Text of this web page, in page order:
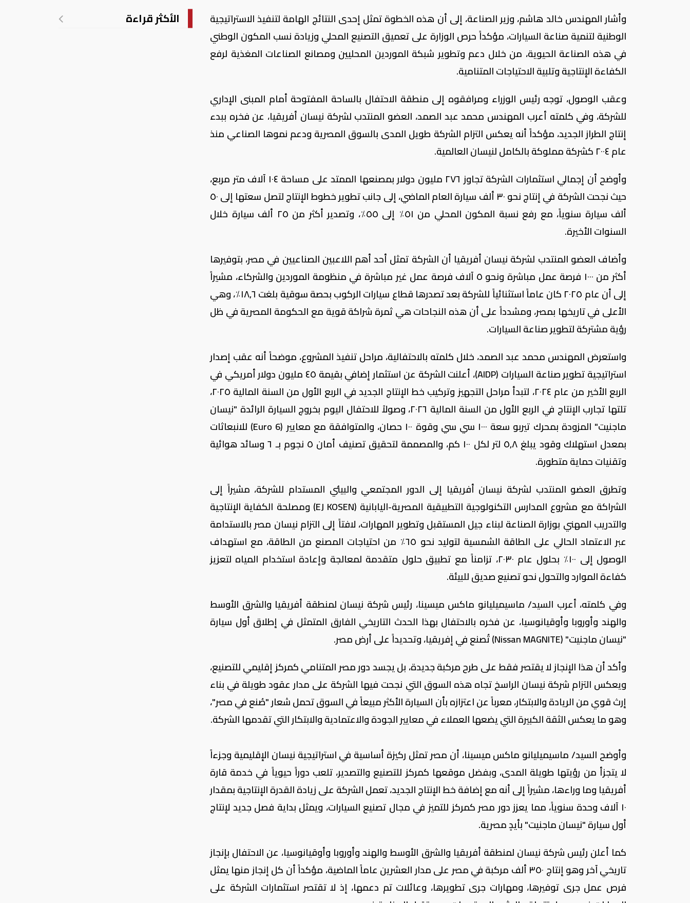
وأشار المهندس خالد هاشم، وزير الصناعة، إلى أن هذه الخطوة تمثل إحدى النتائج الهامة لتنفيذ الاستراتيجية
الوطنية لتنمية صناعة السيارات، مؤكداً حرص الوزارة على تعميق التصنيع المحلي وزيادة نسب المكون الوطني
في هذه الصناعة الحيوية، من خلال دعم وتطوير شبكة الموردين المحليين ومصانع الصناعات المغذية لرفع
الكفاءة الإنتاجية وتلبية الاحتياجات المتنامية.
وعقب الوصول، توجه رئيس الوزراء ومرافقوه إلى منطقة الاحتفال بالساحة المفتوحة أمام المبنى الإداري
للشركة، وفي كلمته أعرب المهندس محمد عبد الصمد، العضو المنتدب لشركة نيسان أفريقيا، عن فخره ببدء
إنتاج الطراز الجديد، مؤكداً أنه يعكس التزام الشركة طويل المدى بالسوق المصرية ودعم نموها الصناعي منذ
عام ٢٠٠٤ كشركة مملوكة بالكامل لنيسان العالمية.
وأوضح أن إجمالي استثمارات الشركة تجاوز ٢٧٦ مليون دولار بمصنعها الممتد على مساحة ١٠٤ آلاف متر مربع،
حيث نجحت الشركة في إنتاج نحو ٣٠ ألف سيارة العام الماضي، إلى جانب تطوير خطوط الإنتاج لتصل سعتها إلى ٥٠
ألف سيارة سنوياً، مع رفع نسبة المكون المحلي من ٥١٪ إلى ٥٥٪، وتصدير أكثر من ٢٥ ألف سيارة خلال
السنوات الأخيرة.
وأضاف العضو المنتدب لشركة نيسان أفريقيا أن الشركة تمثل أحد أهم اللاعبين الصناعيين في مصر، بتوفيرها
أكثر من ١٠٠٠ فرصة عمل مباشرة ونحو ٥ آلاف فرصة عمل غير مباشرة في منظومة الموردين والشركاء، مشيراً
إلى أن عام ٢٠٢٥ كان عاماً استثنائياً للشركة بعد تصدرها قطاع سيارات الركوب بحصة سوقية بلغت ١٨,٦٪، وهي
الأعلى في تاريخها بمصر، ومشدداً على أن هذه النجاحات هي ثمرة شراكة قوية مع الحكومة المصرية في ظل
رؤية مشتركة لتطوير صناعة السيارات.
واستعرض المهندس محمد عبد الصمد، خلال كلمته بالاحتفالية، مراحل تنفيذ المشروع، موضحاً أنه عقب إصدار
استراتيجية تطوير صناعة السيارات (AIDP)، أعلنت الشركة عن استثمار إضافي بقيمة ٤٥ مليون دولار أمريكي في
الربع الأخير من عام ٢٠٢٤، لتبدأ مراحل التجهيز وتركيب خط الإنتاج الجديد في الربع الأول من السنة المالية ٢٠٢٥،
تلتها تجارب الإنتاج في الربع الأول من السنة المالية ٢٠٢٦، وصولاً للاحتفال اليوم بخروج السيارة الرائدة "نيسان
ماجنيت" المزودة بمحرك تيربو سعة ١٠٠٠ سي سي وقوة ١٠٠ حصان، والمتوافقة مع معايير (6 Euro) للانبعاثات
بمعدل استهلاك وقود يبلغ ٥,٨ لتر لكل ١٠٠ كم، والمصممة لتحقيق تصنيف أمان ٥ نجوم بـ ٦ وسائد هوائية
وتقنيات حماية متطورة.
وتطرق العضو المنتدب لشركة نيسان أفريقيا إلى الدور المجتمعي والبيئي المستدام للشركة، مشيراً إلى
الشراكة مع مشروع المدارس التكنولوجية التطبيقية المصرية-اليابانية (EJ KOSEN) ومصلحة الكفاية الإنتاجية
والتدريب المهني بوزارة الصناعة لبناء جيل المستقبل وتطوير المهارات، لافتاً إلى التزام نيسان مصر بالاستدامة
عبر الاعتماد الحالي على الطاقة الشمسية لتوليد نحو ٦٥٪ من احتياجات المصنع من الطاقة، مع استهداف
الوصول إلى ١٠٠٪ بحلول عام ٢٠٣٠، تزامناً مع تطبيق حلول متقدمة لمعالجة وإعادة استخدام المياه لتعزيز
كفاءة الموارد والتحول نحو تصنيع صديق للبيئة.
وفي كلمته، أعرب السيد/ ماسيميليانو ماكس ميسينا، رئيس شركة نيسان لمنطقة أفريقيا والشرق الأوسط
والهند وأوروبا وأوقيانوسيا، عن فخره بالاحتفال بهذا الحدث التاريخي الفارق المتمثل في إطلاق أول سيارة
"نيسان ماجنيت" (Nissan MAGNITE) تُصنع في إفريقيا، وتحديداً على أرض مصر.
وأكد أن هذا الإنجاز لا يقتصر فقط على طرح مركبة جديدة، بل يجسد دور مصر المتنامي كمركز إقليمي للتصنيع،
ويعكس التزام شركة نيسان الراسخ تجاه هذه السوق التي نجحت فيها الشركة على مدار عقود طويلة في بناء
إرث قوي من الريادة والابتكار، معرباً عن اعتزازه بأن السيارة الأكثر مبيعاً في السوق تحمل شعار "صُنع في مصر"،
وهو ما يعكس الثقة الكبيرة التي يضعها العملاء في معايير الجودة والاعتمادية والابتكار التي تقدمها الشركة.
وأوضح السيد/ ماسيميليانو ماكس ميسينا، أن مصر تمثل ركيزة أساسية في استراتيجية نيسان الإقليمية وجزءاً
لا يتجزأ من رؤيتها طويلة المدى، وبفضل موقعها كمركز للتصنيع والتصدير، تلعب دوراً حيوياً في خدمة قارة
أفريقيا وما وراءها، مشيراً إلى أنه مع إضافة خط الإنتاج الجديد، تعمل الشركة على زيادة القدرة الإنتاجية بمقدار
١٠ آلاف وحدة سنوياً، مما يعزز دور مصر كمركز للتميز في مجال تصنيع السيارات، ويمثل بداية فصل جديد لإنتاج
أول سيارة "نيسان ماجنيت" بأيدٍ مصرية.
كما أعلن رئيس شركة نيسان لمنطقة أفريقيا والشرق الأوسط والهند وأوروبا وأوقيانوسيا، عن الاحتفال بإنجاز
تاريخي آخر وهو إنتاج ٣٥٠ ألف مركبة في مصر على مدار العشرين عاماً الماضية، مؤكداً أن كل إنجاز منها يمثل
فرص عمل جرى توفيرها، ومهارات جرى تطويرها، وعائلات تم دعمها، إذ لا تقتصر استثمارات الشركة على
الأكثر قراءة